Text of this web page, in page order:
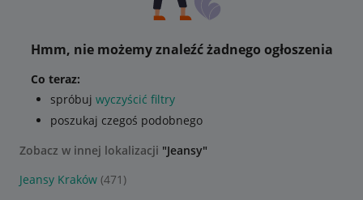
Hmm, nie możemy znaleźć żadnego ogłoszenia
Co teraz:
spróbuj wyczyścić filtry
poszukaj czegoś podobnego
Zobacz w innej lokalizacji "Jeansy"
Jeansy Kraków (471)